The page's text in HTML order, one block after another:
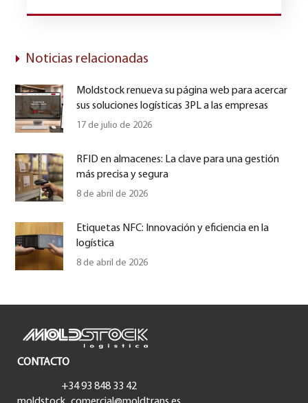
Noticias relacionadas
Moldstock renueva su página web para acercar
sus soluciones logísticas 3PL a las empresas
17 de julio de 2026
RFID en almacenes: La clave para una gestión
más precisa y segura
8 de abril de 2026
Etiquetas NFC: Innovación y eficiencia en la
logística
8 de abril de 2026
CONTACTO
+34 93 848 33 42